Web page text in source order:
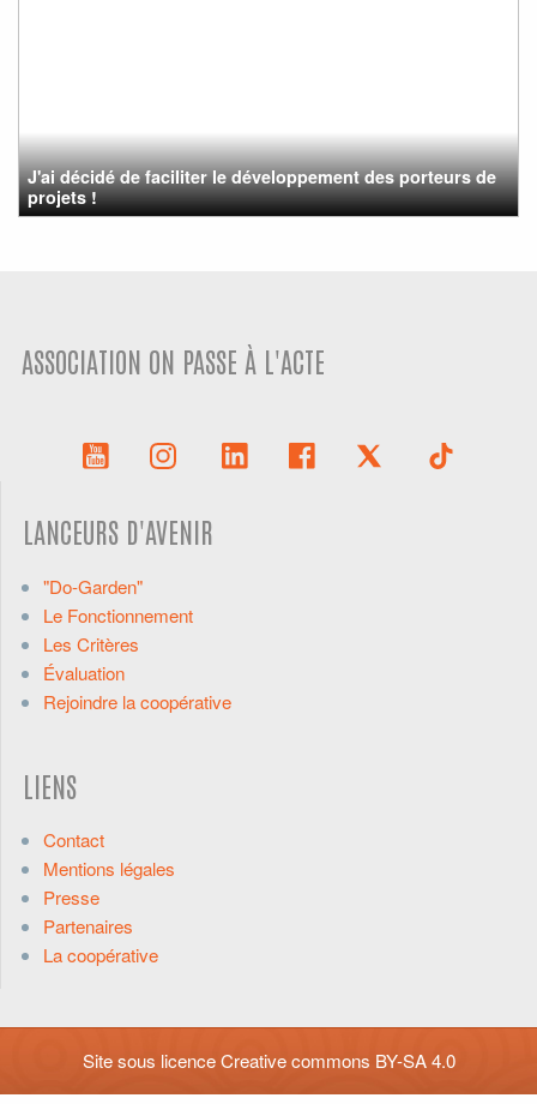
J'ai décidé de faciliter le développement des porteurs de
projets !
ASSOCIATION ON PASSE À L'ACTE
LANCEURS D'AVENIR
"Do-Garden"
Le Fonctionnement
Les Critères
Évaluation
Rejoindre la coopérative
LIENS
Contact
Mentions légales
Presse
Partenaires
La coopérative
Site sous licenceCreative commons BY-SA 4.0